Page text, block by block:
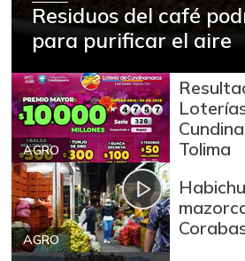
Residuos del café
para purificar el aire
AGRO
Tolima
AGRO